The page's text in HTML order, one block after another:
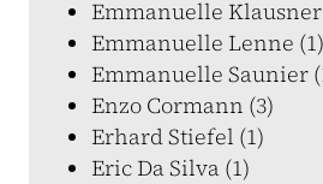
Emmanuelle Klausner
Emmanuelle Lenne (1)
Emmanuelle Saunier
Enzo Cormann (3)
Erhard Stiefel (1)
Eric Da Silva (1)